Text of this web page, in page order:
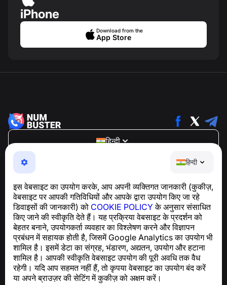
हिन्दी
इस वेबसाइट का उपयोग करके, आप अपनी व्यक्तिगत जानकारी (कुकीज़,
वेबसाइट पर आपकी गतिविधियों और आपके द्वारा उपयोग किए जा रहे
डिवाइसों की जानकारी) को COOKIE POLICYके अनुसार संसाधित
किए जाने की स्वीकृति देते हैं। यह प्रक्रिया वेबसाइट के प्रदर्शन को
बेहतर बनाने, उपयोगकर्ता व्यवहार का विश्लेषण करने और विज्ञापन
प्रबंधन में सहायक होती है, जिसमें Google Analytics का उपयोग भी
शामिल है। इसमें डेटा का संग्रह, भंडारण, अद्यतन, उपयोग और हटाना
शामिल है। आपकी स्वीकृति वेबसाइट उपयोग की पूरी अवधि तक वैध
रहेगी। यदि आप सहमत नहीं हैं, तो कृपया वेबसाइट का उपयोग बंद करें
या अपने ब्राउज़र की सेटिंग में कुकीज़ को अक्षम करें।
iPhone
Download from the
App Store
हिन्दी
NumBuster © 2013—2026 ·
support@numbuster.com
एक उपयोग में आसान ऐप जो आपको फोन घोटालों, स्पैम और अवांछित संदेशों
GDPR अनुपालन से संबंधित पूछताछ के लिए:
support@numbuster.com
सहायता केंद्र
समाचार और लेख
परियोजना के बारे में
संपर्क